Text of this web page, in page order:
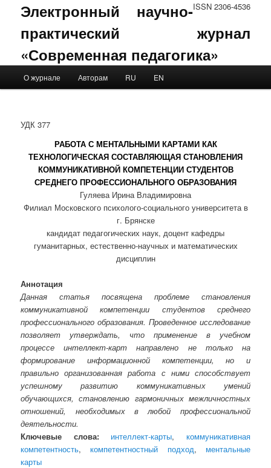
ISSN 2306-4536
Электронный научно-
практический журнал
«Современная педагогика»
Skip to primary content
Skip to secondary content
О журнале Авторам RU EN
УДК 377
РАБОТА С МЕНТАЛЬНЫМИ КАРТАМИ КАК
ТЕХНОЛОГИЧЕСКАЯ СОСТАВЛЯЮЩАЯ СТАНОВЛЕНИЯ
КОММУНИКАТИВНОЙ КОМПЕТЕНЦИИ СТУДЕНТОВ
СРЕДНЕГО ПРОФЕССИОНАЛЬНОГО ОБРАЗОВАНИЯ
Гуляева Ирина Владимировна
Филиал Московского психолого-социального университета в
г. Брянске
кандидат педагогических наук, доцент кафедры
гуманитарных, естественно-научных и математических
дисциплин
Аннотация
Данная статья посвящена проблеме становления
коммуникативной компетенции студентов среднего
профессионального образования. Проведенное исследование
позволяет утверждать, что применение в учебном
процессе интеллект-карт направлено не только на
формирование информационной компетенции, но и
правильно организованная работа с ними способствует
успешному развитию коммуникативных умений
обучающихся, становлению гармоничных межличностных
отношений, необходимых в любой профессиональной
деятельности.
Ключевые слова:
интеллект-карты, коммуникативная
компетентность,компетентностный подход, ментальные
карты